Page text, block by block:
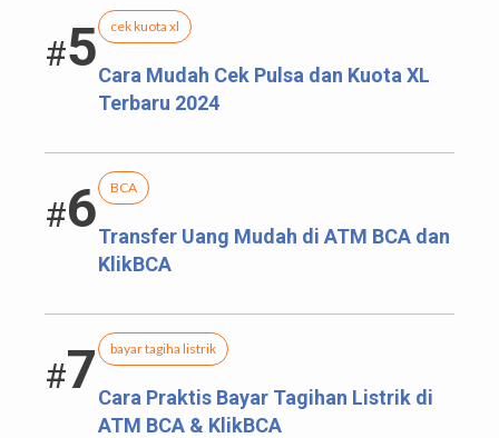
#5 cek kuota xl
Cara Mudah Cek Pulsa dan Kuota XL
Terbaru 2024
#6 BCA
Transfer Uang Mudah di ATM BCA dan
KlikBCA
#7 bayar tagiha listrik
Cara Praktis Bayar Tagihan Listrik di
ATM BCA & KlikBCA